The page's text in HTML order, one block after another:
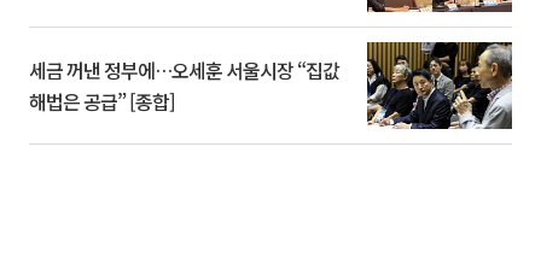
세금 꺼낸 정부에…오세훈 서울시장 “집값
해법은 공급” [종합]